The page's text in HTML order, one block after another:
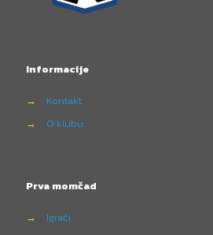
Informacije
→
Kontakt
→
O klubu
Prva momčad
→ Igrači